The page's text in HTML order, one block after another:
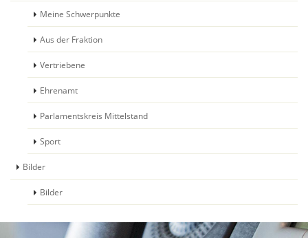
Meine Schwerpunkte
Aus der Fraktion
Vertriebene
Ehrenamt
Parlamentskreis Mittelstand
Sport
Bilder
Bilder